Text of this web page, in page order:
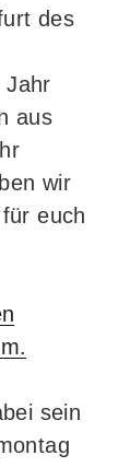
des
Jahr
aus
wir
euch
sein